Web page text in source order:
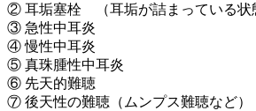
② 耳垢塞栓 （耳垢が詰まっている状
③ 急性中耳炎
④ 慢性中耳炎
⑤ 真珠腫性中耳炎
⑥ 先天的難聴
⑦ 後天性の難聴（ムンプス難聴など）